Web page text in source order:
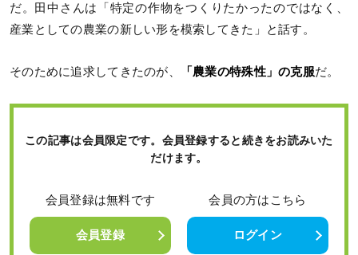
だ。田中さんは「特定の作物をつくりたかったのではなく、
産業としての農業の新しい形を模索してきた」と話す。
そのために追求してきたのが、 「農業の特殊性」の克服だ。
この記事は会員限定です。会員登録すると続きをお読みいた
だけます。
会員登録は無料です
会員登録
会員の方はこちら
ログイン